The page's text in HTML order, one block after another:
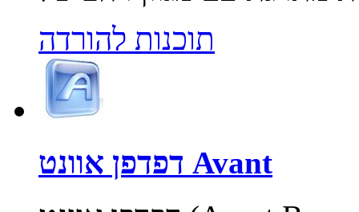
תוכנות להורדה
דפדפן אוונט Avant